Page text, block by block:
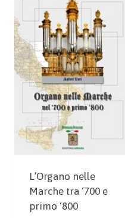
L’Organo nelle
Marche tra ‘700 e
primo ‘800